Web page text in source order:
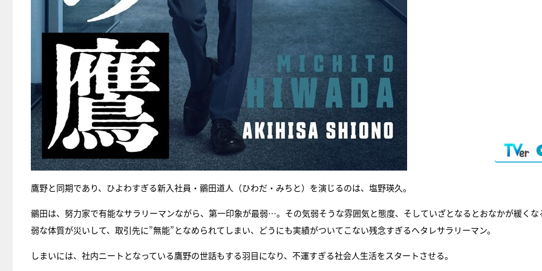
鷹野と同期であり、ひよわすぎる新入社員・鶸田道人（ひわだ・みちと）を演じるのは、塩野瑛久。
鶸田は、努力家で有能なサラリーマンながら、第一印象が最弱…。その気弱そうな雰囲気と態度、そしていざとなるとおなかが緩くな
弱な体質が災いして、取引先に”無能”となめられてしまい、どうにも実績がついてこない残念すぎるヘタレサラリーマン。
しまいには、社内ニートとなっている鷹野の世話もする羽目になり、不運すぎる社会人生活をスタートさせる。